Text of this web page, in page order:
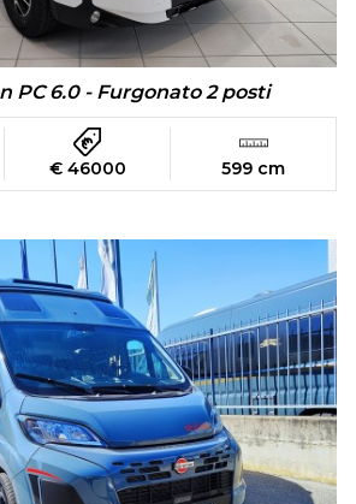
PC 6.0 - Furgonato 2 posti
€ 46000 599 cm